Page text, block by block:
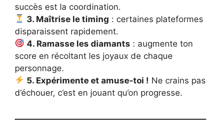
succès est la coordination.
3. Maîtrise le timing : certaines plateformes
disparaissent rapidement.
4. Ramasse les diamants : augmente ton
score en récoltant les joyaux de chaque
personnage.
5. Expérimente et amuse-toi ! Ne crains pas
d’échouer, c’est en jouant qu’on progresse.